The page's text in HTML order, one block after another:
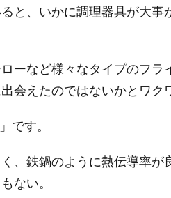
i
と、いかに調理器具が大事
ーなど様々なタイプのフラ
会えたのではないかとワク
」です。
、鉄鍋のように熱伝導率が
ない。